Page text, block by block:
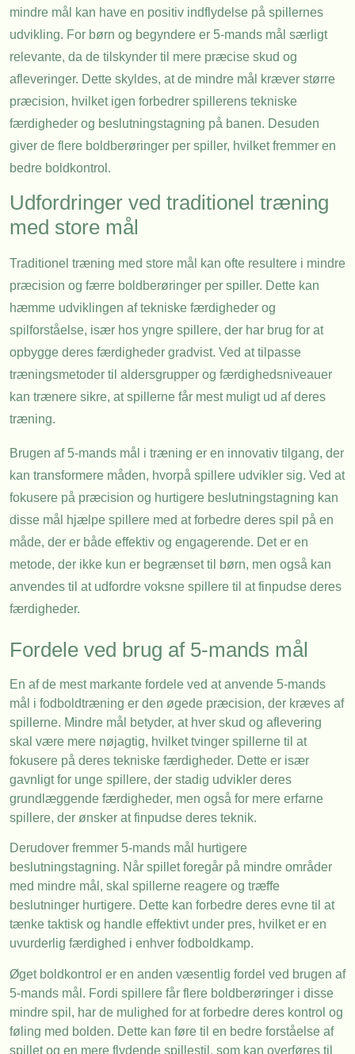
mindre mål kan have en positiv indflydelse på spillernes
udvikling. For børn og begyndere er 5-mands mål særligt
relevante, da de tilskynder til mere præcise skud og
afleveringer. Dette skyldes, at de mindre mål kræver større
præcision, hvilket igen forbedrer spillerens tekniske
færdigheder og beslutningstagning på banen. Desuden
giver de flere boldberøringer per spiller, hvilket fremmer en
bedre boldkontrol.
Udfordringer ved traditionel træning
med store mål
Traditionel træning med store mål kan ofte resultere i mindre
præcision og færre boldberøringer per spiller. Dette kan
hæmme udviklingen af tekniske færdigheder og
spilforståelse, især hos yngre spillere, der har brug for at
opbygge deres færdigheder gradvist. Ved at tilpasse
træningsmetoder til aldersgrupper og færdighedsniveauer
kan trænere sikre, at spillerne får mest muligt ud af deres
træning.
Brugen af 5-mands mål i træning er en innovativ tilgang, der
kan transformere måden, hvorpå spillere udvikler sig. Ved at
fokusere på præcision og hurtigere beslutningstagning kan
disse mål hjælpe spillere med at forbedre deres spil på en
måde, der er både effektiv og engagerende. Det er en
metode, der ikke kun er begrænset til børn, men også kan
anvendes til at udfordre voksne spillere til at finpudse deres
færdigheder.
Fordele ved brug af 5-mands mål
En af de mest markante fordele ved at anvende 5-mands
mål i fodboldtræning er den øgede præcision, der kræves af
spillerne. Mindre mål betyder, at hver skud og aflevering
skal være mere nøjagtig, hvilket tvinger spillerne til at
fokusere på deres tekniske færdigheder. Dette er især
gavnligt for unge spillere, der stadig udvikler deres
grundlæggende færdigheder, men også for mere erfarne
spillere, der ønsker at finpudse deres teknik.
Derudover fremmer 5-mands mål hurtigere
beslutningstagning. Når spillet foregår på mindre områder
med mindre mål, skal spillerne reagere og træffe
beslutninger hurtigere. Dette kan forbedre deres evne til at
tænke taktisk og handle effektivt under pres, hvilket er en
uvurderlig færdighed i enhver fodboldkamp.
Øget boldkontrol er en anden væsentlig fordel ved brugen af
5-mands mål. Fordi spillere får flere boldberøringer i disse
mindre spil, har de mulighed for at forbedre deres kontrol og
føling med bolden. Dette kan føre til en bedre forståelse af
spillet og en mere flydende spillestil, som kan overføres til